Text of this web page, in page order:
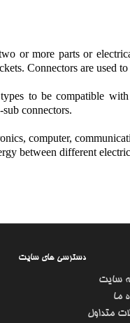
or more parts or
Connectors are used
to be compatible
connectors.
computer,
between different
دسترسی های سایت
سایت
ما
متداول